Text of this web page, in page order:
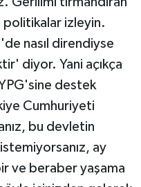
izleyin.
nasıl direndiyse
diyor. Yani açıkça
destek
Cumhuriyeti
bu devletin
ay
ve beraber yaşama